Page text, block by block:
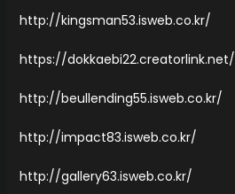
http://kingsman53.isweb.co.kr/
https://dokkaebi22.creatorlink.net/
http://beullending55.isweb.co.kr/
http://impact83.isweb.co.kr/
http://gallery63.isweb.co.kr/